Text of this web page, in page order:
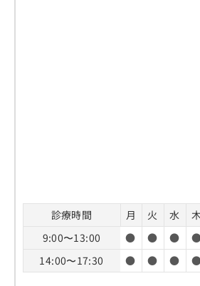
診療時間 月 火 水
9:00〜13:00
● ● ●
14:00〜17:30
● ● ●